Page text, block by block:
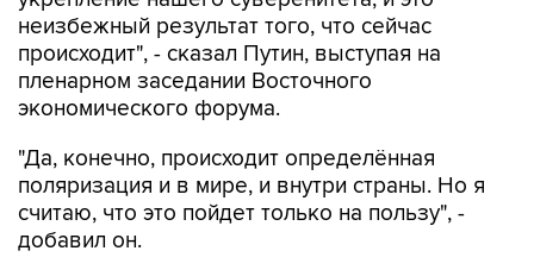
неизбежный результат того, что сейчас
происходит", - сказал Путин, выступая на
пленарном заседании Восточного
экономического форума.
"Да, конечно, происходит определённая
поляризация и в мире, и внутри страны. Но я
считаю, что это пойдет только на пользу", -
добавил он.